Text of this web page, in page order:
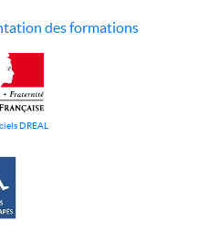
des formations
DREAL